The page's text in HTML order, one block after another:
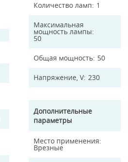
Количество ламп 1
Максимальная
мощность лампы
50
Общая мощность 50
Напряжение, V 230
Дополнительные
параметры
Место применения
Врезные